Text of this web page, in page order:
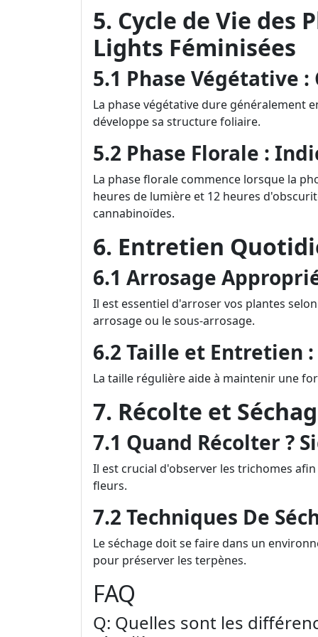
5. Cycle de Vie des
Lights Féminisées
5.1 Phase Végétative
La phase végétative dure généralement
développe sa structure foliaire.
5.2 Phase Florale :
La phase florale commence lorsque la
heures de lumière et 12 heures
cannabinoïdes.
6. Entretien
6.1 Arrosage
Il est essentiel d'arroser vos plantes
arrosage ou le sous-arrosage.
6.2 Taille et Entretien
La taille régulière aide à maintenir une
7. Récolte et
7.1 Quand Récolter ?
Il est crucial d'observer les trichomes
fleurs.
7.2 Techniques De
Le séchage doit se faire dans un
pour préserver les terpènes.
FAQ
Q: Quelles sont les